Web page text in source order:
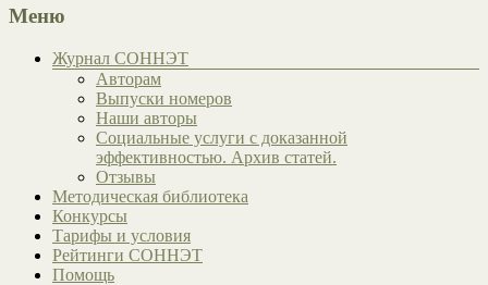
Меню
Журнал СОННЭТ
Авторам
Выпуски номеров
Наши авторы
Социальные услуги с доказанной
эффективностью. Архив статей.
Отзывы
Методическая библиотека
Конкурсы
Тарифы и условия
Рейтинги СОННЭТ
Помощь